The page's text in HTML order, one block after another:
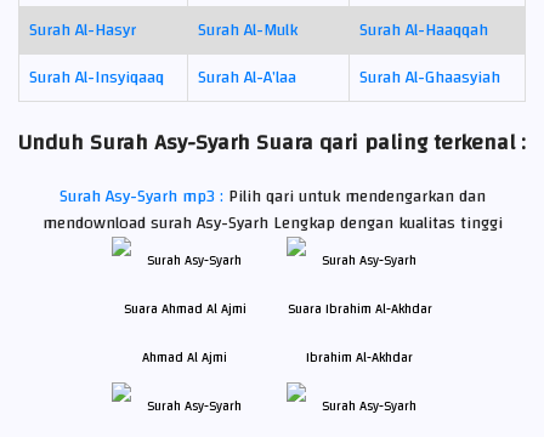
Surah Al-Hasyr
Surah Al-Mulk
Surah Al-Haaqqah
Surah Al-Insyiqaaq
Surah Al-A’laa Surah Al-Ghaasyiah
Unduh Surah Asy-Syarh Suara qari paling terkenal :
Surah Asy-Syarh mp3 : Pilih qari untuk mendengarkan dan
mendownload surah Asy-Syarh Lengkap dengan kualitas tinggi
Ahmad Al Ajmi Ibrahim Al-Akhdar